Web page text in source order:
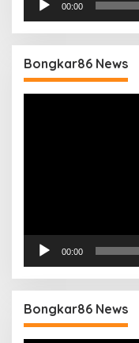
00:00
Bongkar86 News
00:00
Bongkar86 News